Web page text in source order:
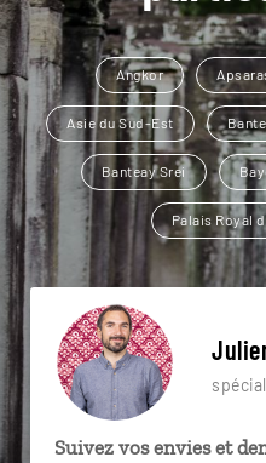
Angkor
Asie du Sud-Est
Banteay Srei
Palais Royal
Suivez vos envies et